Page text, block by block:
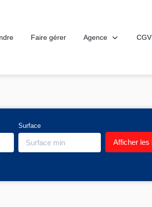
Faire gérer Agence CGV
Surface